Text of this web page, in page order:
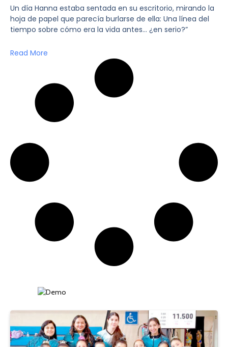
Un día Hanna estaba sentada en su escritorio, mirando la
hoja de papel que parecía burlarse de ella: Una línea del
tiempo sobre cómo era la vida antes… ¿en serio?”
Read More